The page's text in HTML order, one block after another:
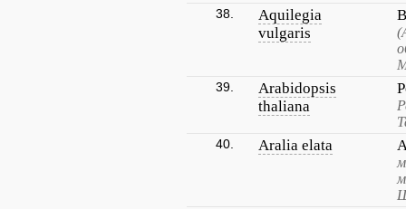
38.
Aquilegia
vulgaris
39.
Arabidopsis
thaliana
40. Aralia elata